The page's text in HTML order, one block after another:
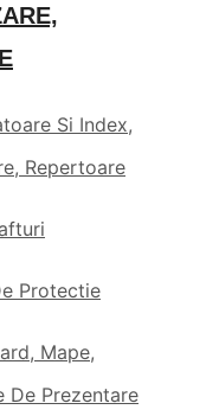
Si Index,
Repertoare
Protectie
Mape,
De Prezentare